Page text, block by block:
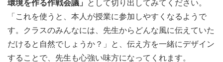
環境を作る作戦会議」
として切り出してみてください。
「これを使うと、本人が授業に参加しやすくなるようで
す。クラスのみんなには、先生からどんな風に伝えていた
だけると自然でしょうか？」と、伝え方を一緒にデザイン
することで、先生も心強い味方になってくれます。